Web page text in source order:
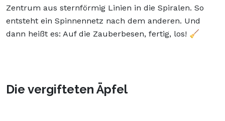
Zentrum aus sternförmig Linien in die Spiralen. So
entsteht ein Spinnennetz nach dem anderen. Und
dann heißt es: Auf die Zauberbesen, fertig, los! 🧹
Die vergifteten Äpfel